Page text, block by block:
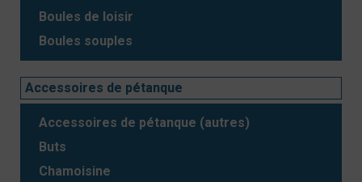
Boules de loisir
Boules souples
Accessoires de pétanque
Accessoires de pétanque (autres)
Buts
Chamoisine